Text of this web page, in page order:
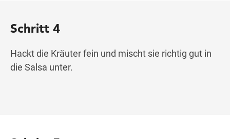
Schritt 4
Hackt die Kräuter fein und mischt sie richtig gut in
die Salsa unter.